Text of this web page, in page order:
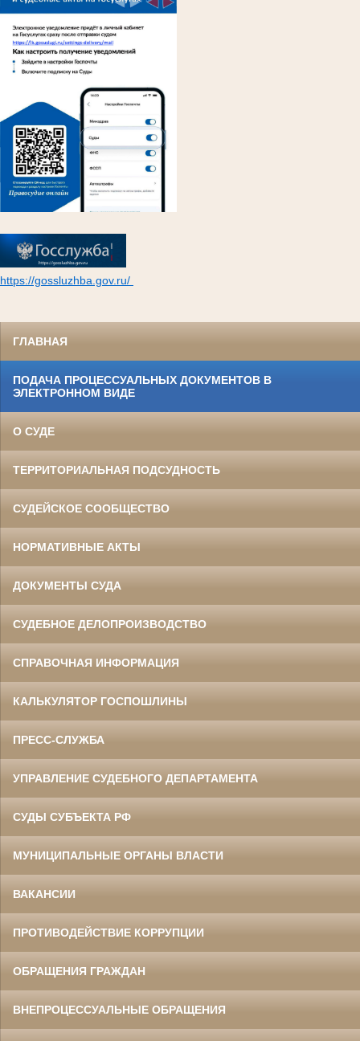
https://gossluzhba.gov.ru/
ГЛАВНАЯ
ПОДАЧА ПРОЦЕССУАЛЬНЫХ ДОКУМЕНТОВ В
ЭЛЕКТРОННОМ ВИДЕ
О СУДЕ
ТЕРРИТОРИАЛЬНАЯ ПОДСУДНОСТЬ
СУДЕЙСКОЕ СООБЩЕСТВО
НОРМАТИВНЫЕ АКТЫ
ДОКУМЕНТЫ СУДА
СУДЕБНОЕ ДЕЛОПРОИЗВОДСТВО
СПРАВОЧНАЯ ИНФОРМАЦИЯ
КАЛЬКУЛЯТОР ГОСПОШЛИНЫ
ПРЕСС-СЛУЖБА
УПРАВЛЕНИЕ СУДЕБНОГО ДЕПАРТАМЕНТА
СУДЫ СУБЪЕКТА РФ
МУНИЦИПАЛЬНЫЕ ОРГАНЫ ВЛАСТИ
ВАКАНСИИ
ПРОТИВОДЕЙСТВИЕ КОРРУПЦИИ
ОБРАЩЕНИЯ ГРАЖДАН
ВНЕПРОЦЕССУАЛЬНЫЕ ОБРАЩЕНИЯ